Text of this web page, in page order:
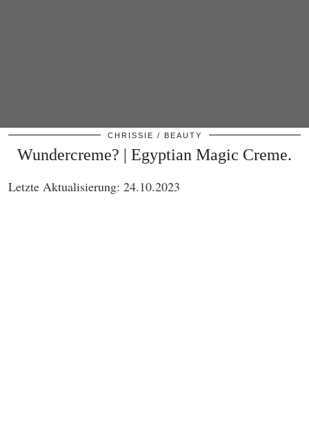
CHRISSIE BEAUTY
Wundercreme? | Egyptian Magic Creme.
Letzte Aktualisierung: 24.10.2023